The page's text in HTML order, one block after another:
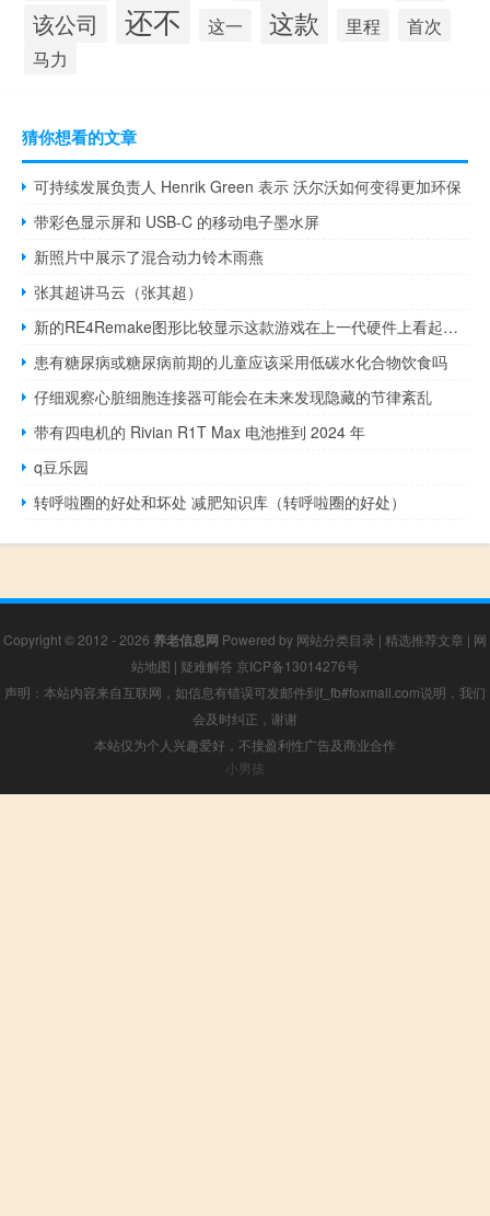
该公司 还不 这一 这款 里程
首次
马力
猜你想看的文章
可持续发展负责人 Henrik Green 表示 沃尔沃如何变得更加环保
带彩色显示屏和 USB-C 的移动电子墨水屏
新照片中展示了混合动力铃木雨燕
张其超讲马云（张其超）
新的RE4Remake图形比较显示这款游戏在上一代硬件上看起来有多棒
患有糖尿病或糖尿病前期的儿童应该采用低碳水化合物饮食吗
仔细观察心脏细胞连接器可能会在未来发现隐藏的节律紊乱
带有四电机的 Rivian R1T Max 电池推到 2024 年
q豆乐园
转呼啦圈的好处和坏处 减肥知识库（转呼啦圈的好处）
Copyright © 2012 - 2026 养老信息网 Powered by 网站分类目录 | 精选推荐文章 | 网
站地图 | 疑难解答 京ICP备13014276号
声明：本站内容来自互联网，如信息有错误可发邮件到f_fb#foxmail.com说明，我们
会及时纠正，谢谢
本站仅为个人兴趣爱好，不接盈利性广告及商业合作
小男孩